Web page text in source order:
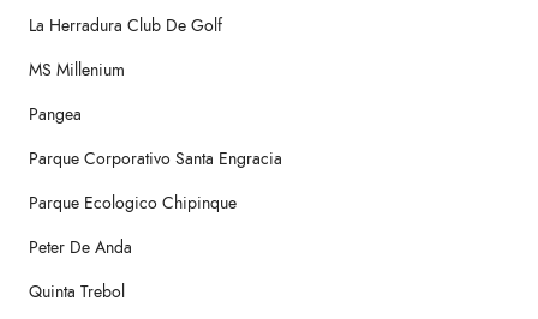
La Herradura Club De Golf
MS Millenium
Pangea
Parque Corporativo Santa Engracia
Parque Ecologico Chipinque
Peter De Anda
Quinta Trebol